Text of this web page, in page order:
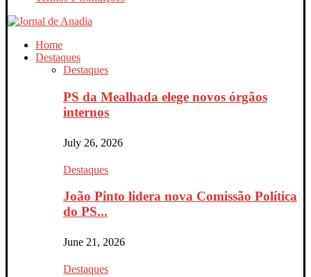
Home
Destaques
Destaques
PS da Mealhada elege novos órgãos
internos
July 26, 2026
Destaques
João Pinto lidera nova Comissão Política
do PS...
June 21, 2026
Destaques